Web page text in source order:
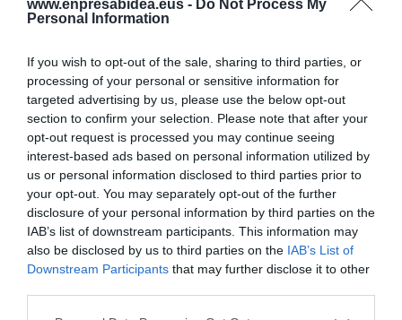
www.enpresabidea.eus - Do Not Process My
Personal Information
If you wish to opt-out of the sale, sharing to third parties, or
processing of your personal or sensitive information for
targeted advertising by us, please use the below opt-out
section to confirm your selection. Please note that after your
opt-out request is processed you may continue seeing
interest-based ads based on personal information utilized by
us or personal information disclosed to third parties prior to
your opt-out. You may separately opt-out of the further
disclosure of your personal information by third parties on the
IAB’s list of downstream participants. This information may
also be disclosed by us to third parties on the IAB’s List of
Downstream Participants that may further disclose it to other
Zenon Vazquez Irizar: "Lortu
behar dugu Elkargi izatea
enpresen 'hub' finantzario
bat"
2022ko azaroaren 11
Aurrekoa 1 2 3 4 5 6 7 Hurrengoa